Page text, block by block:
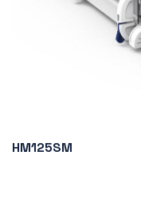
HM125SM